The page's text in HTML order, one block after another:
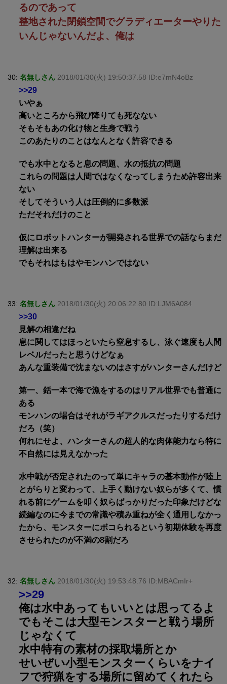
るのであって
整地された閉鎖空間でグラディエーターやりた
いんじゃないんだよ、俺は
30: 名無しさん 2018/01/30(火) 19:50:37.58 ID:e7mN4oBz
>>29
いやぁ
高いところから飛び降りても死なない
そもそもあの化け物と生身で戦う
このあたりのことはなんとなく許容できる
でも水中となると息の問題、水の抵抗の問題
これらの問題は人間ではなくなってしまうため許容出来
ない
そしてそういう人は圧倒的に多数派
ただそれだけのこと
仮にロボットハンターが開発される世界での話ならまだ
理解は出来る
でもそれはもはやモンハンではない
33: 名無しさん 2018/01/30(火) 20:06:22.80 ID:LJM6A084
>>30
見解の相違だね
息に関してはほっといたら窒息するし、泳ぐ速度も人間
レベルだったと思うけどなぁ
あんな重装備で沈まないのはさすがハンターさんだけど
第一、銛一本で海で漁をするのはリアル世界でも普通に
ある
モンハンの場合はそれがラギアクルスだったりするだけ
だろ（笑）
何れにせよ、ハンターさんの超人的な肉体能力なら特に
不自然には見えなかった
水中戦が否定されたのって単にキャラの基本動作が陸上
とがらりと変わって、上手く動けない奴らが多くて、慣
れる前にゲームを叩く奴らばっかりだった印象だけどな
続編なのに今までの常識や積み重ねが全く通用しなかっ
たから、モンスターにボコられるという初期体験を再度
させられたのが不満の8割だろ
32: 名無しさん 2018/01/30(火) 19:53:48.76 ID:MBACmIr+
>>29
俺は水中あってもいいとは思ってるよ
でもそこは大型モンスターと戦う場所
じゃなくて
水中特有の素材の採取場所とか
せいぜい小型モンスターくらいをナイ
フで狩猟をする場所に留めてくれたら